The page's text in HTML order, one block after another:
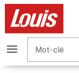
Mot-clé